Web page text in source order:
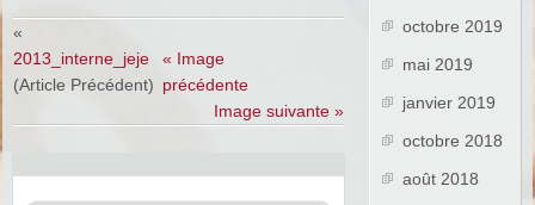
«
2013_interne_jeje
(Article Précédent)
« Image
précédente
Image suivante »
octobre 2019
mai 2019
janvier 2019
octobre 2018
août 2018